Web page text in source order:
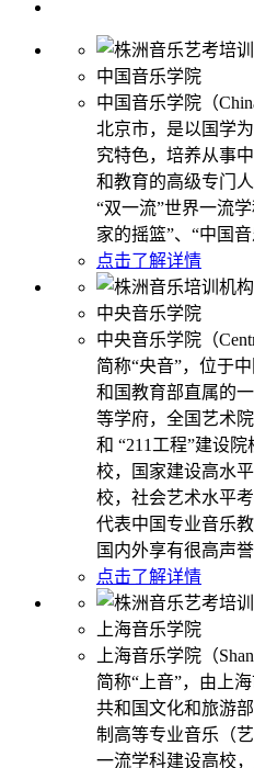
中国音乐学院
中国音乐学院（
北京市，是以国学
究特色，培养从事
和教育的高级专门
“双一流”世界一流
家的摇篮”、“中国
点击了解详情
中央音乐学院
中央音乐学院（
简称“央音”，位于
和国教育部直属的
等学府，全国艺术
和 “211工程”建设
校，国家建设高水
校，社会艺术水平
代表中国专业音乐
国内外享有很高声
点击了解详情
上海音乐学院
上海音乐学院（
简称“上音”，由上
共和国文化和旅游
制高等专业音乐（
一流学科建设高校